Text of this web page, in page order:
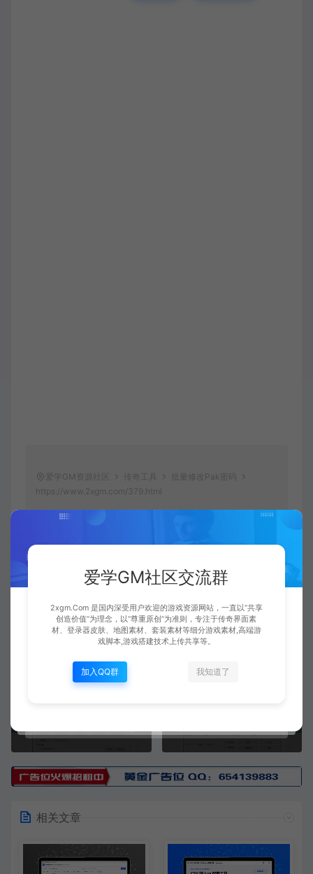
爱学GM资源社区 传奇工具
批量修改Pak密码
https://www.2xgm.com/379.html
Xiaobei 生成海报 复制本文链接
相关文章
爱学GM社区交流群
2xgm.Com 是国内深受用户欢迎的游戏资源网站，一直以“共享
创造价值”为理念，以“尊重原创”为准则，专注于传奇界面素
材、登录器皮肤、地图素材、套装素材等细分游戏素材,高端游
戏脚本,游戏搭建技术上传共享等。
加入QQ群 我知道了